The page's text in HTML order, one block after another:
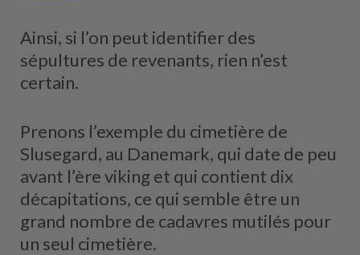
Ainsi, si l’on peut identifier des
sépultures de revenants, rien n’est
certain.
Prenons l’exemple du cimetière de
Slusegard, au Danemark, qui date de peu
avant l’ère viking et qui contient dix
décapitations, ce qui semble être un
grand nombre de cadavres mutilés pour
un seul cimetière.